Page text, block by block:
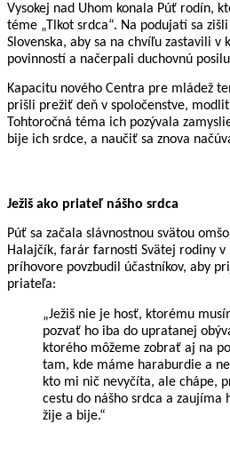
Vysokej nad Uhom konala Púť rodín,
téme „Tlkot srdca“. Na podujatí sa
Slovenska, aby sa na chvíľu zastavili v
povinností a načerpali duchovnú
Kapacitu nového Centra pre mládež
prišli prežiť deň v spoločenstve,
Tohtoročná téma ich pozývala
bije ich srdce, a naučiť sa znova
Ježiš ako priateľ nášho srdca
Púť sa začala slávnostnou svätou
Halajčík, farár farnosti Svätej rodiny v
príhovore povzbudil účastníkov, aby
priateľa:
„Ježiš nie je hosť, ktorému
pozvať ho iba do upratanej
ktorého môžeme zobrať aj na
tam, kde máme haraburdie a
kto mi nič nevyčíta, ale chápe,
cestu do nášho srdca a zaujíma
žije a bije.“